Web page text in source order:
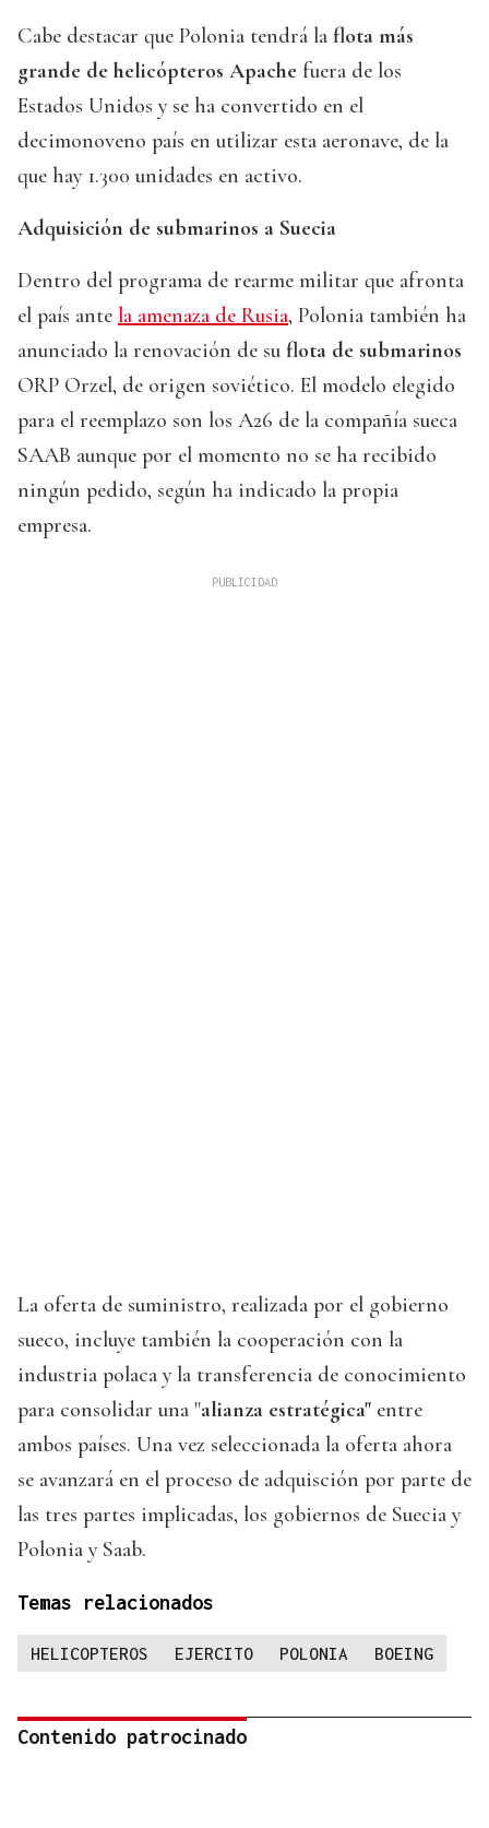
Cabe destacar que Polonia tendrá la flota más
grande de helicópteros Apache fuera de los
Estados Unidos y se ha convertido en el
decimonoveno país en utilizar esta aeronave, de la
que hay 1.300 unidades en activo.
Adquisición de submarinos a Suecia
Dentro del programa de rearme militar que afronta
el país ante la amenaza de Rusia, Polonia también ha
anunciado la renovación de su flota de submarinos
ORP Orzel, de origen soviético. El modelo elegido
para el reemplazo son los A26 de la compañía sueca
SAAB aunque por el momento no se ha recibido
ningún pedido, según ha indicado la propia
empresa.
La oferta de suministro, realizada por el gobierno
sueco, incluye también la cooperación con la
industria polaca y la transferencia de conocimiento
para consolidar una "alianza estratégica" entre
ambos países. Una vez seleccionada la oferta ahora
se avanzará en el proceso de adquisción por parte de
las tres partes implicadas, los gobiernos de Suecia y
Polonia y Saab.
Temas relacionados
HELICOPTEROS EJERCITO POLONIA BOEING
Contenido patrocinado